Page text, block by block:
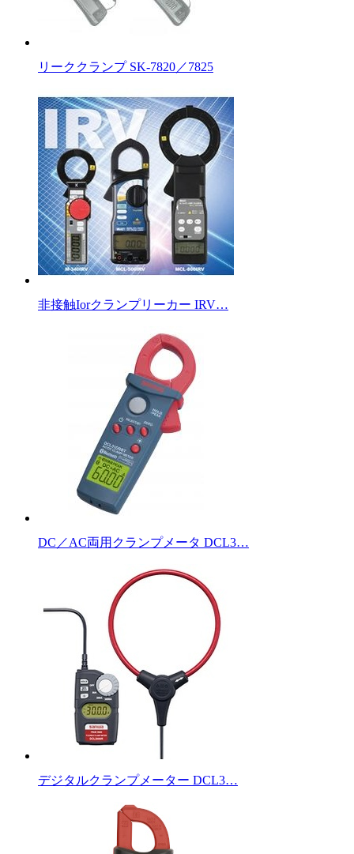
リーククランプ SK-7820／7825
非接触Iorクランプリーカー IRV…
DC／AC両用クランプメータ DCL3…
デジタルクランプメーター DCL3…